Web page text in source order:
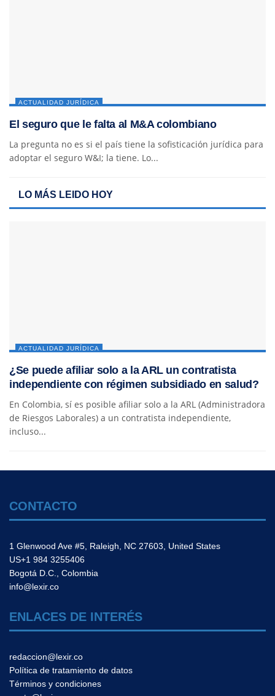
ACTUALIDAD JURÍDICA
El seguro que le falta al M&A colombiano
La pregunta no es si el país tiene la sofisticación jurídica para
adoptar el seguro W&I; la tiene. Lo...
LO MÁS LEIDO HOY
ACTUALIDAD JURÍDICA
¿Se puede afiliar solo a la ARL un contratista
independiente con régimen subsidiado en salud?
En Colombia, sí es posible afiliar solo a la ARL (Administradora
de Riesgos Laborales) a un contratista independiente,
incluso...
CONTACTO
1 Glenwood Ave #5, Raleigh, NC 27603, United States
US+1 984 3255406
Bogotá D.C., Colombia
info@lexir.co
ENLACES DE INTERÉS
redaccion@lexir.co
Política de tratamiento de datos
Términos y condiciones